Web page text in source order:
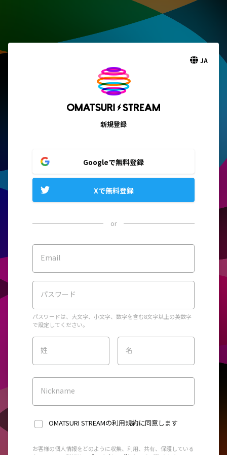
JA
新規登録
Googleで無料登録
Xで無料登録
or
Email
パスワード
パスワードは、大文字、小文字、数字を含む8文字以上の英数字
で設定してください。
姓 名
Nickname
OMATSURI STREAMの利用規約に同意します
お客様の個人情報をどのように収集、利用、共有、保護している